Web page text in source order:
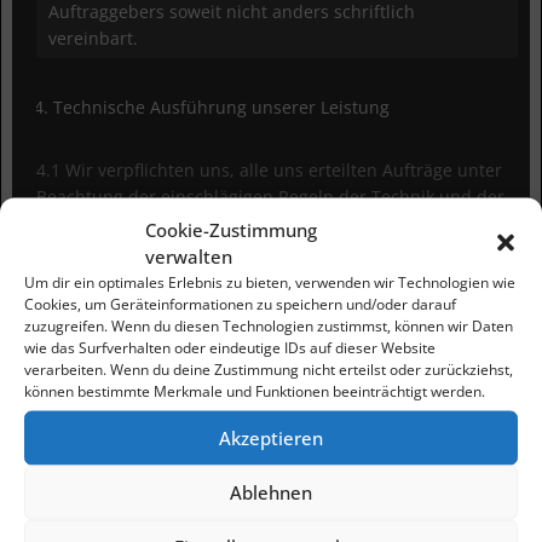
Cookie-Zustimmung
verwalten
Um dir ein optimales Erlebnis zu bieten, verwenden wir Technologien wie
Cookies, um Geräteinformationen zu speichern und/oder darauf
zuzugreifen. Wenn du diesen Technologien zustimmst, können wir Daten
wie das Surfverhalten oder eindeutige IDs auf dieser Website
verarbeiten. Wenn du deine Zustimmung nicht erteilst oder zurückziehst,
können bestimmte Merkmale und Funktionen beeinträchtigt werden.
Akzeptieren
Ablehnen
Auftraggebers soweit nicht anders schriftlich
vereinbart.
Technische Ausführung unserer Leistung
4.1 Wir verpflichten uns, alle uns erteilten Aufträge unter
Beachtung der einschlägigen Regeln der Technik und der
gewerblichen Verkehrssitte ordnungsgemäß und
fachgerecht auszuführen.
4.2 Die gesamte Abwicklung des Auftrags erfolgt
ausschließlich durch uns oder von uns eingesetzten
Nachunternehmern. An die Anweisungen des
Auftraggebers, die sich auf die technische Durchführung
unserer Leistungen beziehen, sind wir nicht gebunden, es
sei denn, sie bezögen sich auf die Gewährleistung der
öffentlichen Sicherheit oder die Einhaltung der
Unfallverhütungsvorschriften. Der Auftraggeber ist befugt,